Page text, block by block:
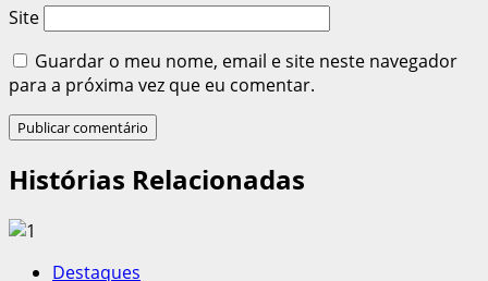
Site
Guardar o meu nome, email e site neste navegador
para a próxima vez que eu comentar.
Histórias Relacionadas
Destaques